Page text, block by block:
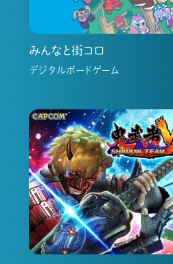
みんなと街コロ
デジタルボードゲーム